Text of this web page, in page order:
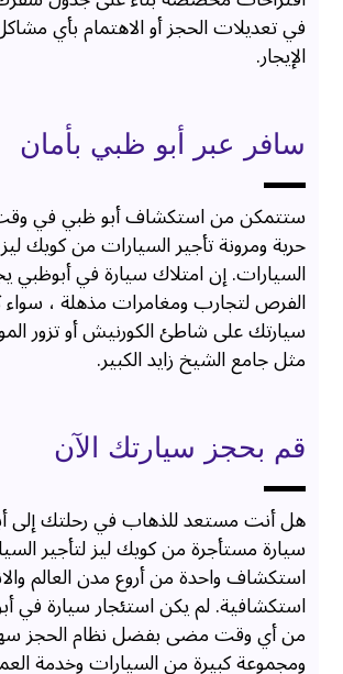
في تعديلات الحجز أو الاهتمام بأي
الإيجار.
سافر عبر أبو ظبي بأمان
ستتمكن من استكشاف أبو ظبي في
حرية ومرونة تأجير السيارات من كويك
السيارات. إن امتلاك سيارة في أبوظبي
الفرص لتجارب ومغامرات مذهلة ،
سيارتك على شاطئ الكورنيش أو تزور
مثل جامع الشيخ زايد الكبير.
قم بحجز سيارتك الآن
هل أنت مستعد للذهاب في رحلتك إلى
سيارة مستأجرة من كويك ليز لتأجير
استكشاف واحدة من أروع مدن العالم
استكشافية. لم يكن استئجار سيارة في
من أي وقت مضى بفضل نظام الحجز
ومجموعة كبيرة من السيارات وخدمة